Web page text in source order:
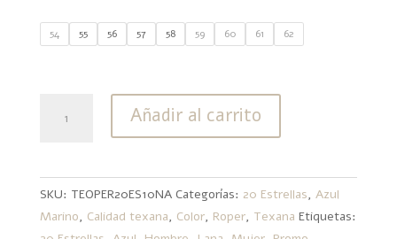
54 55 56 57 58 59 60 61 62
Estrellas
Roper
Azul
Añadir al carrito
SKU: TEOPER20ES10NA Categorías: 20 Estrellas, Azul
Marino, Calidad texana, Color, Roper, Texana Etiquetas: